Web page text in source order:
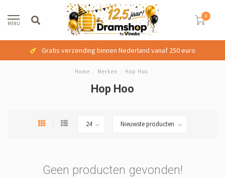
MENU
0
Gratis verzending binnen Nederland vanaf 250 euro
Home Merken Hop Hoo
Hop Hoo
Geen producten gevonden!